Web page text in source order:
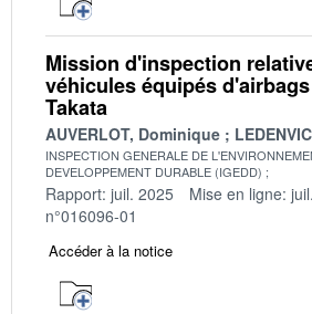
Mission d'inspection
véhicules équipés
Takata
AUVERLOT, Dominique
INSPECTION GENERALE DE
DEVELOPPEMENT DURABLE (IGEDD)
Rapport: juil. 2025 Mise en ligne:
n°016096-01
Accéder à la notice